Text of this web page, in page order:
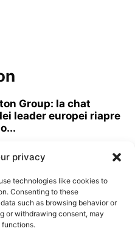
privacy
technologies like cookies to
Consenting to these
such as browsing behavior or
or withdrawing consent, may
Group: la chat
leader europei riapre
del 2027? La
stato...
2026